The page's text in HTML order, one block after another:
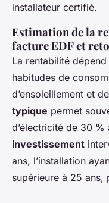
installateur certifié.
Estimation de la
facture EDF et
La rentabilité
habitudes de
d’ensoleillement et
typique permet
d’électricité de 30
investissement
ans, l’installation
supérieure à 25 ans,